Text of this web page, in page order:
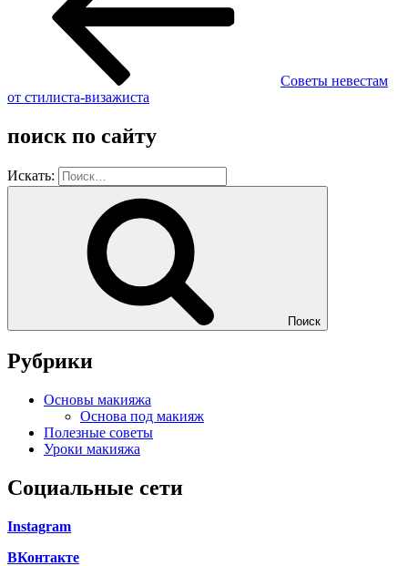
Советы невестам
от стилиста-визажиста
поиск по сайту
Искать:
Поиск
Рубрики
Основы макияжа
Основа под макияж
Полезные советы
Уроки макияжа
Социальные сети
Instagram
ВКонтакте